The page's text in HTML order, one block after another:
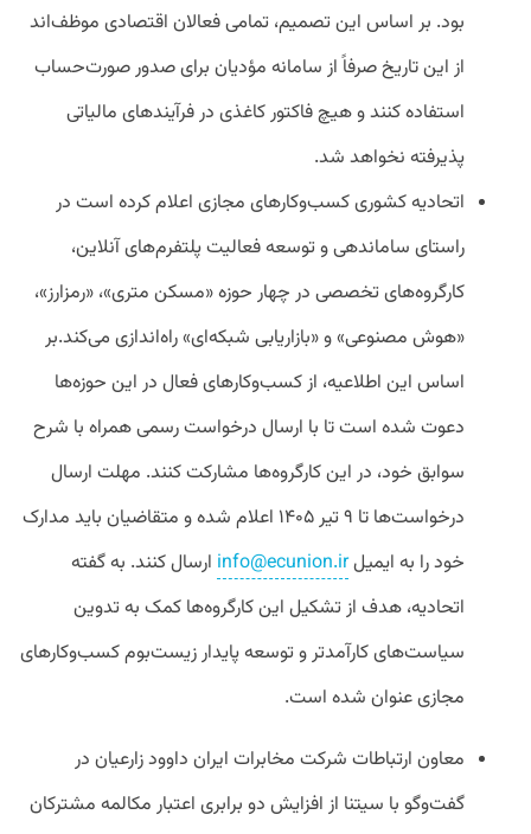
بود. بر اساس این تصمیم، تمامی فعالان اقتصادی موظف‌اند
از این تاریخ صرفاً از سامانه مؤدیان برای صدور صورت‌حساب
استفاده کنند و هیچ فاکتور کاغذی در فرآیندهای مالیاتی
پذیرفته نخواهد شد.
اتحادیه کشوری کسب‌وکارهای مجازی اعلام کرده است در
راستای ساماندهی و توسعه فعالیت پلتفرم‌های آنلاین،
کارگروه‌های تخصصی در چهار حوزه «مسکن متری»، «رمزارز»،
«هوش مصنوعی» و «بازاریابی شبکه‌ای» راه‌اندازی می‌کند.بر
اساس این اطلاعیه، از کسب‌وکارهای فعال در این حوزه‌ها
دعوت شده است تا با ارسال درخواست رسمی همراه با شرح
سوابق خود، در این کارگروه‌ها مشارکت کنند. مهلت ارسال
درخواست‌ها تا ۹ تیر ۱۴۰۵ اعلام شده و متقاضیان باید مدارک
خود را به ایمیلinfo@ecunion.ir ارسال کنند. به گفته
اتحادیه، هدف از تشکیل این کارگروه‌ها کمک به تدوین
سیاست‌های کارآمدتر و توسعه پایدار زیست‌بوم کسب‌وکارهای
مجازی عنوان شده است.
معاون ارتباطات شرکت مخابرات ایران داوود زارعیان در
گفت‌وگو با سیتنا از افزایش دو برابری اعتبار مکالمه مشترکان